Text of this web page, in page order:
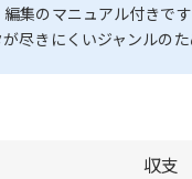
集のマニュアル付きです
尽きにくいジャンルの
収支